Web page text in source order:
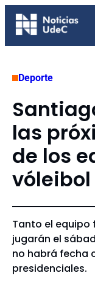
Saltar
Deporte
las
de los
vóleibol
Tanto el equipo
jugarán el
no habrá fecha
presidenciales.